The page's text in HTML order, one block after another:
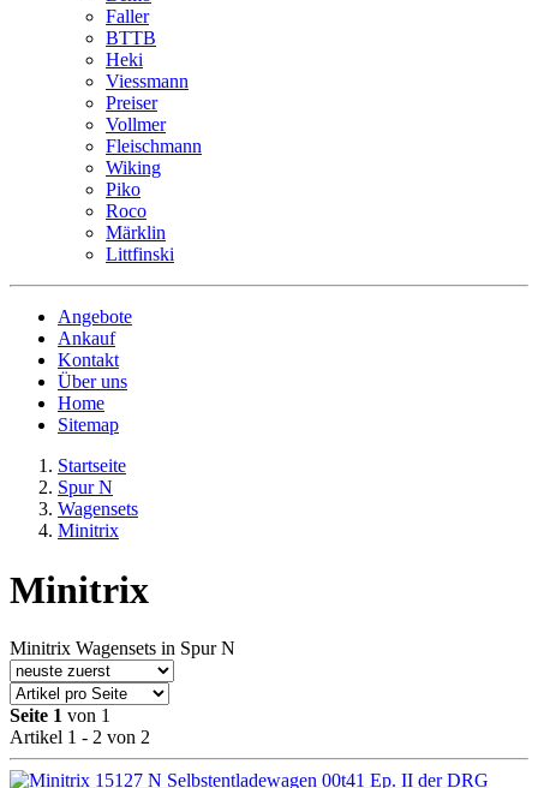
Faller
BTTB
Heki
Viessmann
Preiser
Vollmer
Fleischmann
Wiking
Piko
Roco
Märklin
Littfinski
Angebote
Ankauf
Kontakt
Über uns
Home
Sitemap
Startseite
Spur N
Wagensets
Minitrix
Minitrix
Minitrix Wagensets in Spur N
Seite 1 von 1
Artikel 1 - 2 von 2